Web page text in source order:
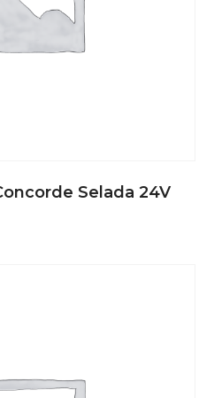
Selada 24V